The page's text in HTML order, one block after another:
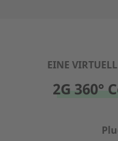
EINE
2G 360°